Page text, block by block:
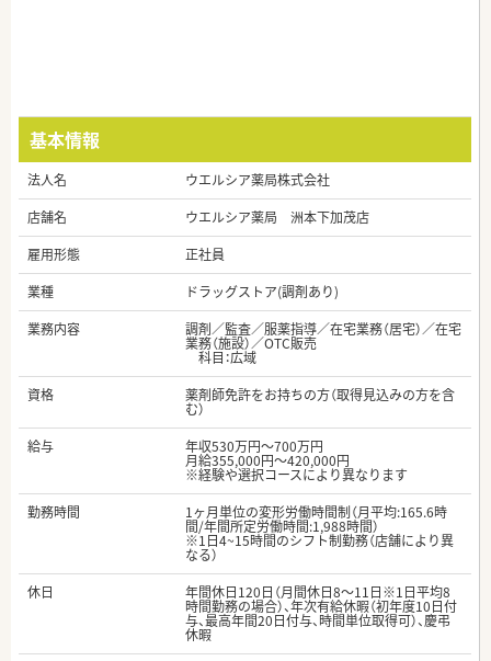
基本情報
法人名
ウエルシア薬局株式会社
店舗名
ウエルシア薬局 洲本下加茂店
雇用形態
正社員
業種
ドラッグストア(調剤あり)
業務内容
調剤／監査／服薬指導／在宅業務（居宅）／在宅
業務（施設）／OTC販売
科目：広域
資格
薬剤師免許をお持ちの方（取得見込みの方を含
む）
給与
年収530万円～700万円
月給355,000円～420,000円
※経験や選択コースにより異なります
勤務時間
1ヶ月単位の変形労働時間制（月平均:165.6時
間/年間所定労働時間:1,988時間）
※1日4~15時間のシフト制勤務（店舗により異
なる）
休日
年間休日120日（月間休日8～11日※1日平均8
時間勤務の場合）、年次有給休暇（初年度10日付
与、最高年間20日付与、時間単位取得可）、慶弔
休暇